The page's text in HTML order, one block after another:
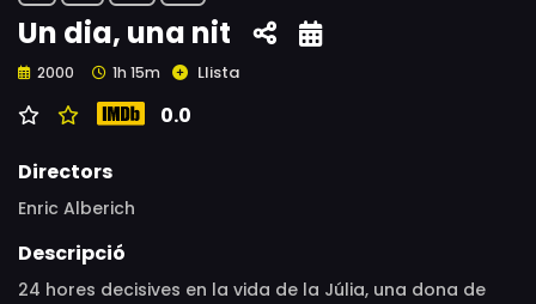
Un dia, una nit
2000 1h 15m Llista
0.0
Directors
Enric Alberich
Descripció
24 hores decisives en la vida de la Júlia, una dona de